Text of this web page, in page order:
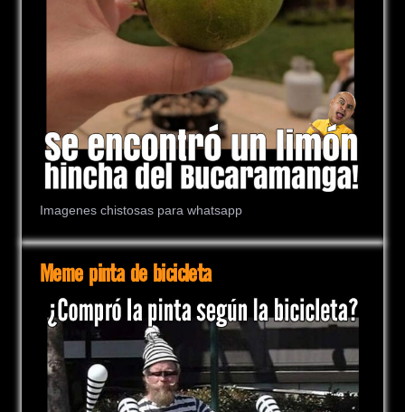
Imagenes chistosas para whatsapp
Meme pinta de bicicleta